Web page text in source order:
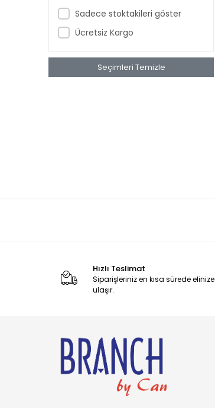
BOB
BOUNCE
CHARM
Charms
Clorox
Coca-Cola
Sadece stoktakileri göster
Ücretsiz Kargo
Seçimleri Temizle
Hızlı Teslimat
Siparişleriniz en kısa sürede elinize
ulaşır.